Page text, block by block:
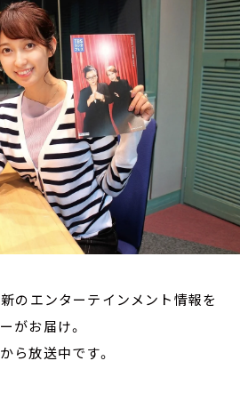
のエンターテインメント情報を
がお届け。
ら放送中です。